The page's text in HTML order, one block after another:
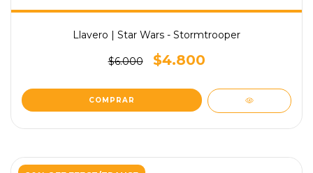
Llavero | Star Wars - Stormtrooper
$6.000 $4.800